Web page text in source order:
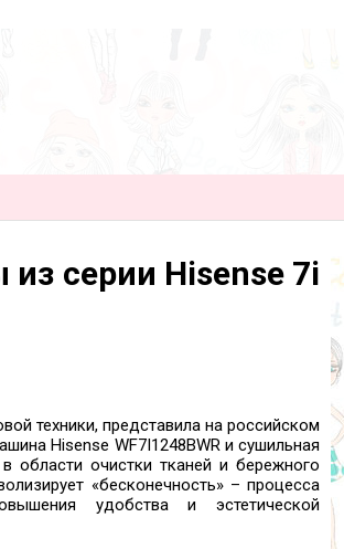
серии Hisense 7i
техники, представила на российском
Hisense WF7I1248BWR и сушильная
области очистки тканей и бережного
«бесконечность» – процесса
удобства и эстетической